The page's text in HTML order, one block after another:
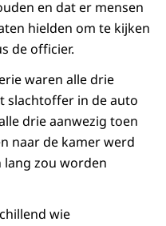
en dat er mensen
hielden om te kijken
de officier.
waren alle drie
slachtoffer in de auto
drie aanwezig toen
naar de kamer werd
lang zou worden
wie